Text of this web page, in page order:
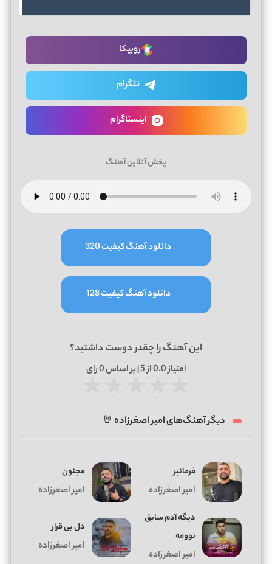
روبیکا
تلگرام
اینستاگرام
پخش آنلاین آهنگ
دانلود آهنگ کیفیت 320
دانلود آهنگ کیفیت 128
این آهنگ را چقدر دوست داشتید؟
امتیاز0.0از 5 | بر اساس 0رای
دیگر آهنگ‌های امیر اصغرزاده 🤘
فرمانبر
امیر اصغرزاده
مجنون
امیر اصغرزاده
دیگه آدم سابق
نوومه
امیر اصغرزاده
دل بی قرار
امیر اصغرزاده